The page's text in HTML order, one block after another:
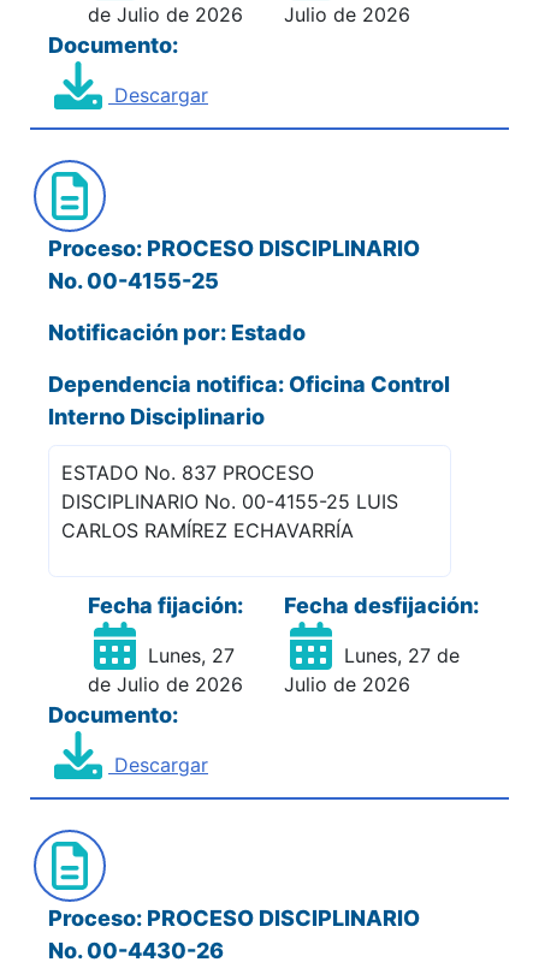
de Julio de 2026
Julio de 2026
Documento:
Descargar
Proceso: PROCESO DISCIPLINARIO
No. 00-4155-25
Notificación por: Estado
Dependencia notifica: Oficina Control
Interno Disciplinario
ESTADO No. 837 PROCESO
DISCIPLINARIO No. 00-4155-25 LUIS
CARLOS RAMÍREZ ECHAVARRÍA
Fecha fijación:
Lunes, 27
de Julio de 2026
Fecha desfijación:
Lunes, 27 de
Julio de 2026
Documento:
Descargar
Proceso: PROCESO DISCIPLINARIO
No. 00-4430-26